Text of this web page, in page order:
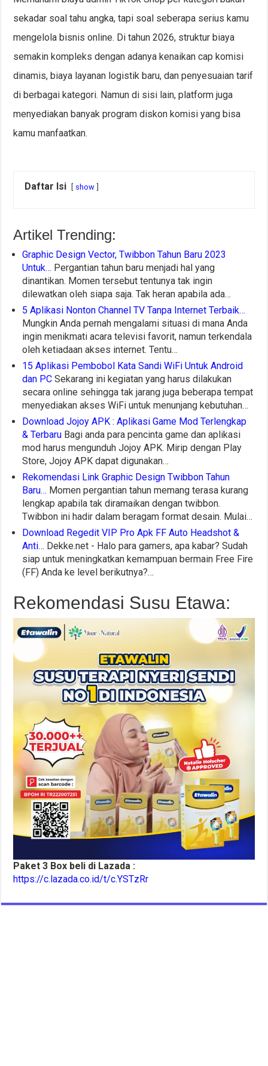
sekadar soal tahu angka, tapi soal seberapa serius kamu
mengelola bisnis online. Di tahun 2026, struktur biaya
semakin kompleks dengan adanya kenaikan cap komisi
dinamis, biaya layanan logistik baru, dan penyesuaian tarif
di berbagai kategori. Namun di sisi lain, platform juga
menyediakan banyak program diskon komisi yang bisa
kamu manfaatkan.
Daftar Isi show
Artikel Trending:
Graphic Design Vector, Twibbon Tahun Baru 2023
Untuk… Pergantian tahun baru menjadi hal yang
dinantikan. Momen tersebut tentunya tak ingin
dilewatkan oleh siapa saja. Tak heran apabila ada…
5 Aplikasi Nonton Channel TV Tanpa Internet Terbaik…
Mungkin Anda pernah mengalami situasi di mana Anda
ingin menikmati acara televisi favorit, namun terkendala
oleh ketiadaan akses internet. Tentu…
15 Aplikasi Pembobol Kata Sandi WiFi Untuk Android
dan PC Sekarang ini kegiatan yang harus dilakukan
secara online sehingga tak jarang juga beberapa tempat
menyediakan akses WiFi untuk menunjang kebutuhan…
Download Jojoy APK : Aplikasi Game Mod Terlengkap
& Terbaru Bagi anda para pencinta game dan aplikasi
mod harus mengunduh Jojoy APK. Mirip dengan Play
Store, Jojoy APK dapat digunakan…
Rekomendasi Link Graphic Design Twibbon Tahun
Baru… Momen pergantian tahun memang terasa kurang
lengkap apabila tak diramaikan dengan twibbon.
Twibbon ini hadir dalam beragam format desain. Mulai…
Download Regedit VIP Pro Apk FF Auto Headshot &
Anti… Dekke.net - Halo para gamers, apa kabar? Sudah
siap untuk meningkatkan kemampuan bermain Free Fire
(FF) Anda ke level berikutnya?…
Rekomendasi Susu Etawa:
Paket 3 Box beli di Lazada :
https://c.lazada.co.id/t/c.YSTzRr